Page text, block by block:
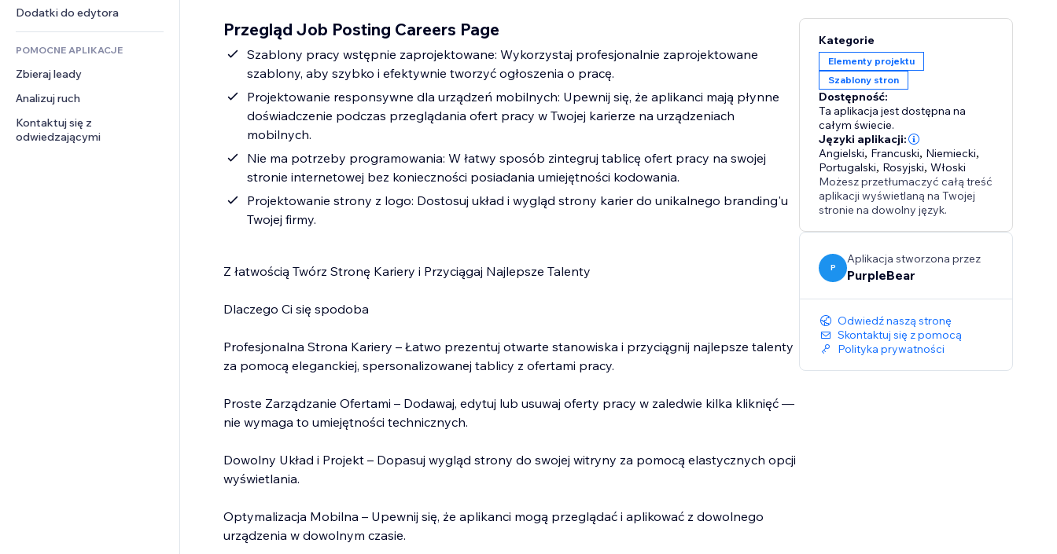
Crowdfunding
Żywność i napoje
Kalkulatory
Szukaj
Pogoda
Wykresy i tabele
Społeczność
Opinie i polecenia
CRM
Dodatki do edytora
POMOCNE APLIKACJE
Zbieraj leady
Analizuj ruch
Kontaktuj się z
odwiedzającymi
Przegląd Job Posting Careers Page
Szablony pracy wstępnie zaprojektowane: Wykorzystaj profesjonalnie zaprojektowane
szablony, aby szybko i efektywnie tworzyć ogłoszenia o pracę.
Projektowanie responsywne dla urządzeń mobilnych: Upewnij się, że aplikanci mają płynne
doświadczenie podczas przeglądania ofert pracy w Twojej karierze na urządzeniach
mobilnych.
Nie ma potrzeby programowania: W łatwy sposób zintegruj tablicę ofert pracy na swojej
stronie internetowej bez konieczności posiadania umiejętności kodowania.
Projektowanie strony z logo: Dostosuj układ i wygląd strony karier do unikalnego branding'u
Twojej firmy.
Z łatwością Twórz Stronę Kariery i Przyciągaj Najlepsze Talenty
Dlaczego Ci się spodoba
Profesjonalna Strona Kariery – Łatwo prezentuj otwarte stanowiska i przyciągnij najlepsze talenty
za pomocą eleganckiej, spersonalizowanej tablicy z ofertami pracy.
Proste Zarządzanie Ofertami – Dodawaj, edytuj lub usuwaj oferty pracy w zaledwie kilka kliknięć —
nie wymaga to umiejętności technicznych.
Dowolny Układ i Projekt – Dopasuj wygląd strony do swojej witryny za pomocą elastycznych opcji
wyświetlania.
Optymalizacja Mobilna – Upewnij się, że aplikanci mogą przeglądać i aplikować z dowolnego
urządzenia w dowolnym czasie.
Kategorie
Elementy projektu
Szablony stron
Dostępność:
Ta aplikacja jest dostępna na
całym świecie.
Języki aplikacji:
Angielski, Francuski, Niemiecki,
Portugalski, Rosyjski,Włoski
Możesz przetłumaczyć całą treść
aplikacji wyświetlaną na Twojej
stronie na dowolny język.
P
Aplikacja stworzona przez
PurpleBear
Odwiedź naszą stronę
Skontaktuj się z pomocą
Polityka prywatności